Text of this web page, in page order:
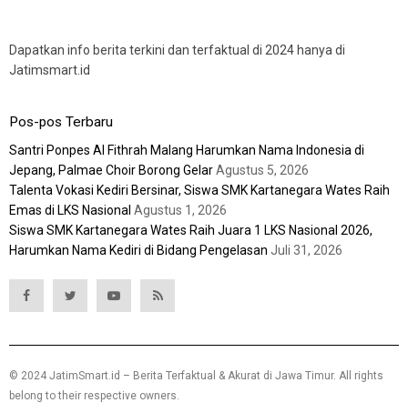
Dapatkan info berita terkini dan terfaktual di 2024 hanya di
Jatimsmart.id
Pos-pos Terbaru
Santri Ponpes Al Fithrah Malang Harumkan Nama Indonesia di
Jepang, Palmae Choir Borong GelarAgustus 5, 2026
Talenta Vokasi Kediri Bersinar, Siswa SMK Kartanegara Wates Raih
Emas di LKS Nasional Agustus 1, 2026
Siswa SMK Kartanegara Wates Raih Juara 1 LKS Nasional 2026,
Harumkan Nama Kediri di Bidang Pengelasan Juli 31, 2026
© 2024 JatimSmart.id – Berita Terfaktual & Akurat di Jawa Timur. All rights
belong to their respective owners.